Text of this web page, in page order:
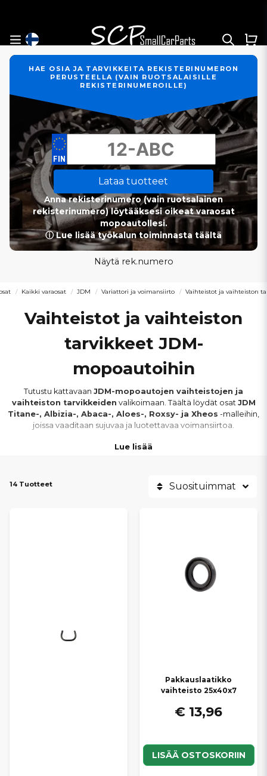
HAE OSIA JA TARVIKKEITA REKISTERINUMERON
PERUSTEELLA (VAIN RUOTSALAISILLE
REKISTERINUMEROILLE)
Lataa tuotteet
Anna rekisterinumero (vain ruotsalainen
rekisterinumero) löytääksesi oikeat varaosat
mopoautollesi.
ⓘ Lue lisää työkalun toiminnasta täältä
Näytä rek.numero
Kaikki varaosat JDM Variattori ja voimansiirto Vaihteistot ja vaihteiston
Vaihteistot ja vaihteiston
tarvikkeet JDM-
mopoautoihin
Tutustu kattavaan JDM-mopoautojen vaihteistojen ja
vaihteiston tarvikkeiden valikoimaan. Täältä löydät osat JDM
Titane-, Albizia-, Abaca-, Aloes-, Roxsy- ja Xheos -malleihin,
joissa vaaditaan sujuvaa ja luotettavaa voimansiirtoa.
vaihteistokomponentit varmistavat pehmeät vaihdot, oikean
Kilpailukykyisten hintojen
ansiosta vaihteiston huolto, korjaus tai
vaihto onnistuu vaivattomasti, jotta JDM-mopoautosi tarjoaa
tasaisen, luotettavan ja miellyttävän ajokokemuksen.
Lue lisää
14 Tuotteet Suosituimmat
Pakkauslaatikko
vaihteisto 25x40x7
€ 13,96
LISÄÄ OSTOSKORIIN